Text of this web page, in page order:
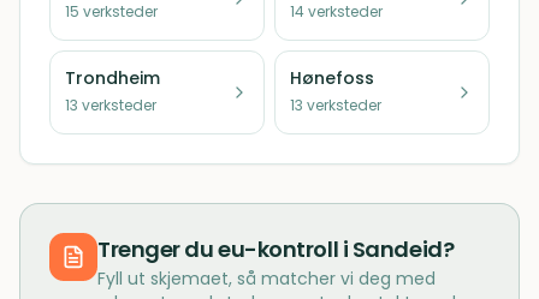
15 verksteder 14verksteder
Trondheim
13 verksteder
Hønefoss
13 verksteder
Trenger dueu-kontroll i Sandeid?
Fyll ut skjemaet, så matcher vi deg med